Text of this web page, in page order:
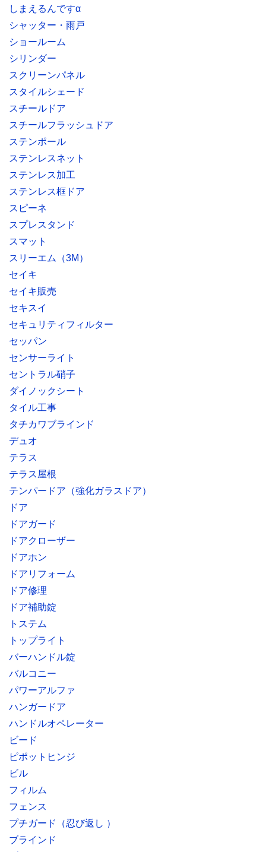
しまえるんですα
シャッター・雨戸
ショールーム
シリンダー
スクリーンパネル
スタイルシェード
スチールドア
スチールフラッシュドア
ステンポール
ステンレスネット
ステンレス加工
ステンレス框ドア
スピーネ
スプレスタンド
スマット
スリーエム（3M）
セイキ
セイキ販売
セキスイ
セキュリティフィルター
セッパン
センサーライト
セントラル硝子
ダイノックシート
タイル工事
タチカワブラインド
デュオ
テラス
テラス屋根
テンパードア（強化ガラスドア）
ドア
ドアガード
ドアクローザー
ドアホン
ドアリフォーム
ドア修理
ドア補助錠
トステム
トップライト
バーハンドル錠
バルコニー
パワーアルファ
ハンガードア
ハンドルオペレーター
ビード
ピポットヒンジ
ビル
フィルム
フェンス
プチガード（忍び返し ）
ブラインド